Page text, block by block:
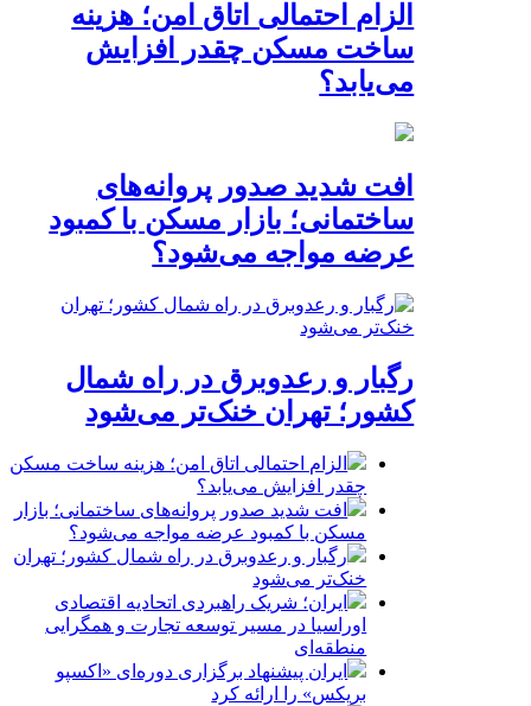
الزام احتمالی اتاق امن؛ هزینه
ساخت مسکن چقدر افزایش
می‌یابد؟
افت شدید صدور پروانه‌های
ساختمانی؛ بازار مسکن با کمبود
عرضه مواجه می‌شود؟
رگبار و رعدوبرق در راه شمال
کشور؛ تهران خنک‌تر می‌شود
الزام احتمالی اتاق امن؛ هزینه ساخت مسکن
چقدر افزایش می‌یابد؟
افت شدید صدور پروانه‌های ساختمانی؛ بازار
مسکن با کمبود عرضه مواجه می‌شود؟
رگبار و رعدوبرق در راه شمال کشور؛ تهران
خنک‌تر می‌شود
ایران؛ شریک راهبردی اتحادیه اقتصادی
اوراسیا در مسیر توسعه تجارت و همگرایی
منطقه‌ای
ایران پیشنهاد برگزاری دوره‌ای «اکسپو
بریکس» را ارائه کرد